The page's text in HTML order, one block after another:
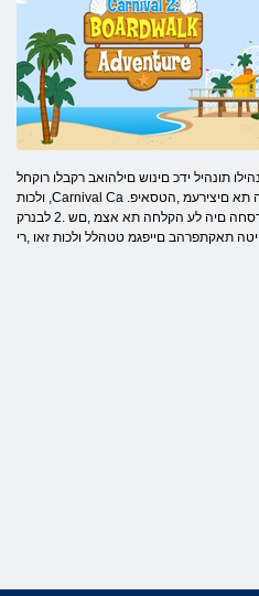
תונהיל ידכ םינוש םילהואב רקבלו רוקחל
ולכות ,Carnival Ca .םימותכ םיגד ןזורו םיגד םע םוירווקאה תא םיצירעמ ,הטסאיפ
ירטהמ רי .תורצוא םע תודיש שפח ,םש רסחה םיה לע הקלחה תא אצמ ,םש .2 לבנרק
תאקתפרהב םייפגמ טטהלל ולכות זאו ,רי